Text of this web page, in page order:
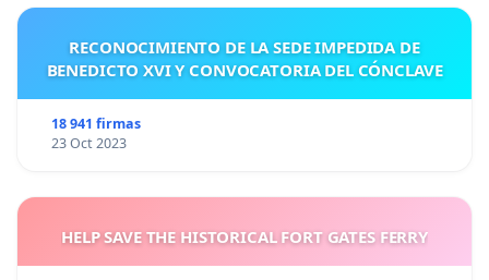
RECONOCIMIENTO DE LA SEDE IMPEDIDA DE
BENEDICTO XVI Y CONVOCATORIA DEL CÓNCLAVE
18 941 firmas
23 Oct 2023
HELP SAVE THE HISTORICAL FORT GATES FERRY